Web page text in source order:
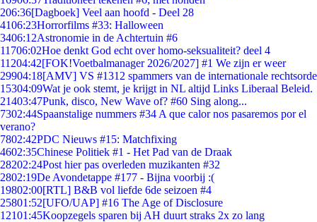
206:36[Dagboek] Veel aan hoofd - Deel 28
4106:23Horrorfilms #33: Halloween
3406:12Astronomie in de Achtertuin #6
11706:02Hoe denkt God echt over homo-seksualiteit? deel 4
11204:42[FOK!Voetbalmanager 2026/2027] #1 We zijn er weer
29904:18[AMV] VS #1312 spammers van de internationale rechtsorde
15304:09Wat je ook stemt, je krijgt in NL altijd Links Liberaal Beleid.
21403:47Punk, disco, New Wave of? #60 Sing along...
7302:44Spaanstalige nummers #34 A que calor nos pasaremos por el
verano?
7802:42PDC Nieuws #15: Matchfixing
4602:35Chinese Politiek #1 - Het Pad van de Draak
28202:24Post hier pas overleden muzikanten #32
2802:19De Avondetappe #177 - Bijna voorbij :(
19802:00[RTL] B&B vol liefde 6de seizoen #4
25801:52[UFO/UAP] #16 The Age of Disclosure
12101:45Koopzegels sparen bij AH duurt straks 2x zo lang